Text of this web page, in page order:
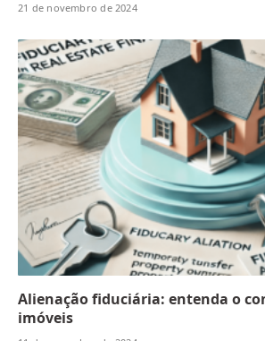
21 de novembro de 2024
Alienação fiduciária: entenda o
imóveis